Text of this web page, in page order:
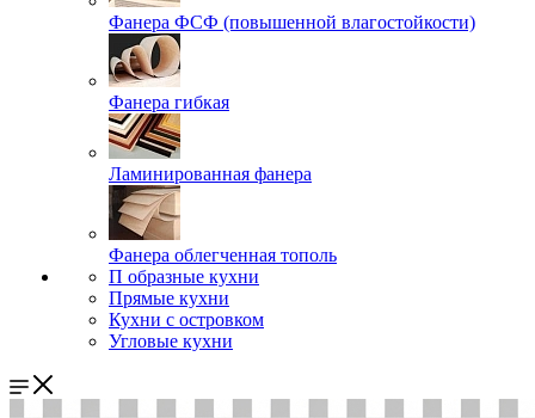
Фанера ФСФ (повышенной влагостойкости)
Фанера гибкая
Ламинированная фанера
Фанера облегченная тополь
П образные кухни
Прямые кухни
Кухни с островком
Угловые кухни